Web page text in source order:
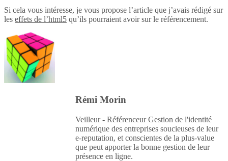
Si cela vous intéresse, je vous propose l’article que j’avais rédigé sur
les effets de l’html5 qu’ils pourraient avoir sur le référencement.
Rémi Morin
Veilleur - Référenceur Gestion de l'identité
numérique des entreprises soucieuses de leur
e-reputation, et conscientes de la plus-value
que peut apporter la bonne gestion de leur
présence en ligne.